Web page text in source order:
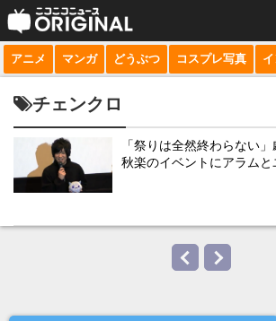
サービス一覧
動画
生放送
ニコニコQ
アニメ マンガ どうぶつ コスプレ写真
チェンクロ
「祭りは全然終わらない
秋楽のイベントにアラムと